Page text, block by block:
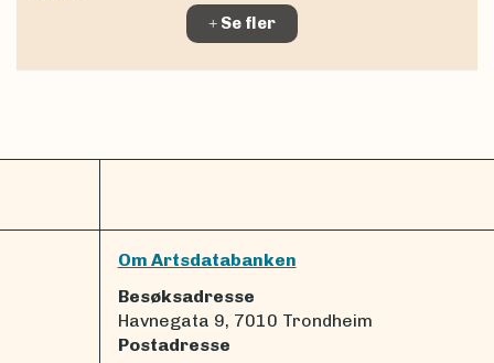
Se fler
Om Artsdatabanken
Besøksadresse
Havnegata 9, 7010 Trondheim
Postadresse